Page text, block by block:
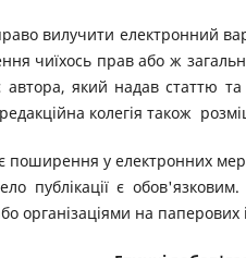
вилучити електронний
чиїхось прав або ж
автора, який надав статтю
колегія також
поширення у електронних
публікації є
організаціями на паперових